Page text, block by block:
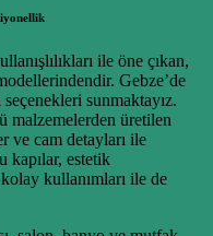
ile öne çıkan,
Gebze’de
sunmaktayız.
malzemelerden üretilen
ve cam detayları ile
kapılar, estetik
kullanımları ile de